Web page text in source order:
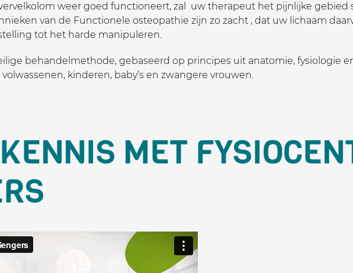
weer goed functioneert, zal uw therapeut het pijnlijke gebied
van de Functionele osteopathie zijn zo zacht , dat uw lichaam
tot het harde manipuleren.
behandelmethode, gebaseerd op principes uit anatomie, fysiologie
kinderen, baby’s en zwangere vrouwen.
MET